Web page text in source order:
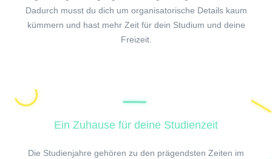
Dadurch musst du dich um organisatorische Details kaum
kümmern und hast mehr Zeit für dein Studium und deine
Freizeit.
Ein Zuhause für deine Studienzeit
Die Studienjahre gehören zu den prägendsten Zeiten im